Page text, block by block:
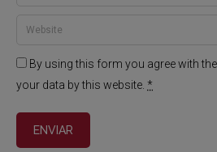
By using this form you agree with
your data by this website. *